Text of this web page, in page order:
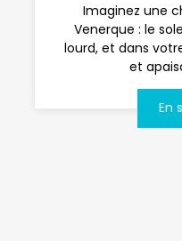
Imaginez une
Venerque : le
lourd, et dans
et
En